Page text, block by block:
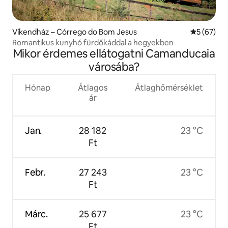
Víkendház – Córrego do Bom Jesus Átlagos
5 (67)
Romantikus kunyhó fürdőkáddal a hegyekben
Mikor érdemes ellátogatni Camanducaia
városába?
Hónap
Jan.
Febr.
Márc.
Átlagos
ár
28 182
Ft
27 243
Ft
25 677
Átlaghőmérséklet
23 °C
23 °C
23 °C